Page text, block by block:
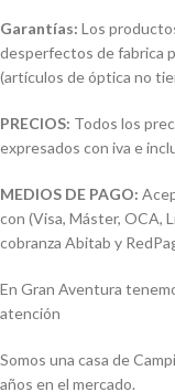
Garantías: Los
desperfectos de fabrica
(artículos de óptica no
PRECIOS: Todos los
expresados con iva e
MEDIOS DE PAGO:
con (Visa, Máster, OCA,
cobranza Abitab y
En Gran Aventura
atención
Somos una casa de
años en el mercado.